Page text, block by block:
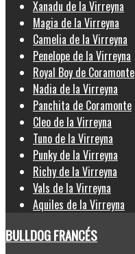
Xanadu de la Virreyna
Magia de la Virreyna
Camelia de la Virreyna
Penelope de la Virreyna
Royal Boy de Coramonte
Nadia de la Virreyna
Panchita de Coramonte
Cleo de la Virreyna
Tuno de la Virreyna
Punky de la Virreyna
Richy de la Virreyna
Vals de la Virreyna
Aquiles de la Virreyna
BULLDOG FRANCÉS